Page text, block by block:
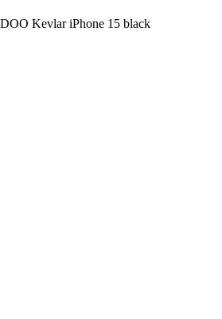
Kevlar iPhone 15 black